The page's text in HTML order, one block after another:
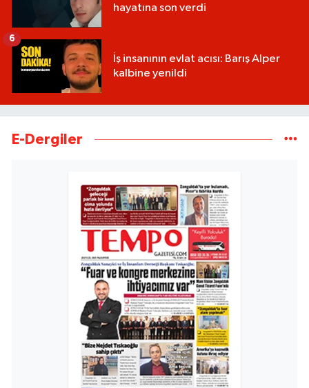
hayatına son verdi
İş insanının evlat acısı: Barış Alper
kalbine yenildi
6
E-Dergiler